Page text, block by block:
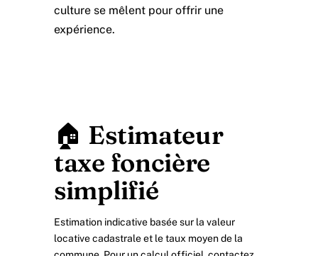
culture se mêlent pour offrir une
expérience.
🏠 Estimateur
taxe foncière
simplifié
Estimation indicative basée sur la valeur
locative cadastrale et le taux moyen de la